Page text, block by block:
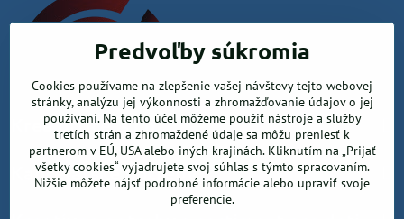
Krea office, s.r.o.
Kancelárske potreby
Predvoľby súkromia
Cookies používame na zlepšenie vašej návštevy tejto webovej
stránky, analýzu jej výkonnosti a zhromažďovanie údajov o jej
používaní. Na tento účel môžeme použiť nástroje a služby
tretích strán a zhromaždené údaje sa môžu preniesť k
partnerom v EÚ, USA alebo iných krajinách. Kliknutím na „Prijať
všetky cookies“ vyjadrujete svoj súhlas s týmto spracovaním.
Nižšie môžete nájsť podrobné informácie alebo upraviť svoje
preferencie.